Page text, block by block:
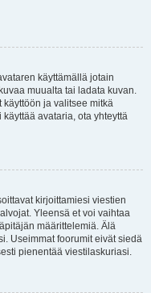
käyttämällä jotain
muualta tai ladata kuvan.
käyttöön ja valitsee mitkä
avataria, ota yhteyttä
kirjoittamiesi viestien
Yleensä et voi vaihtaa
määrittelemiä. Älä
Useimmat foorumit eivät siedä
pienentää viestilaskuriasi.